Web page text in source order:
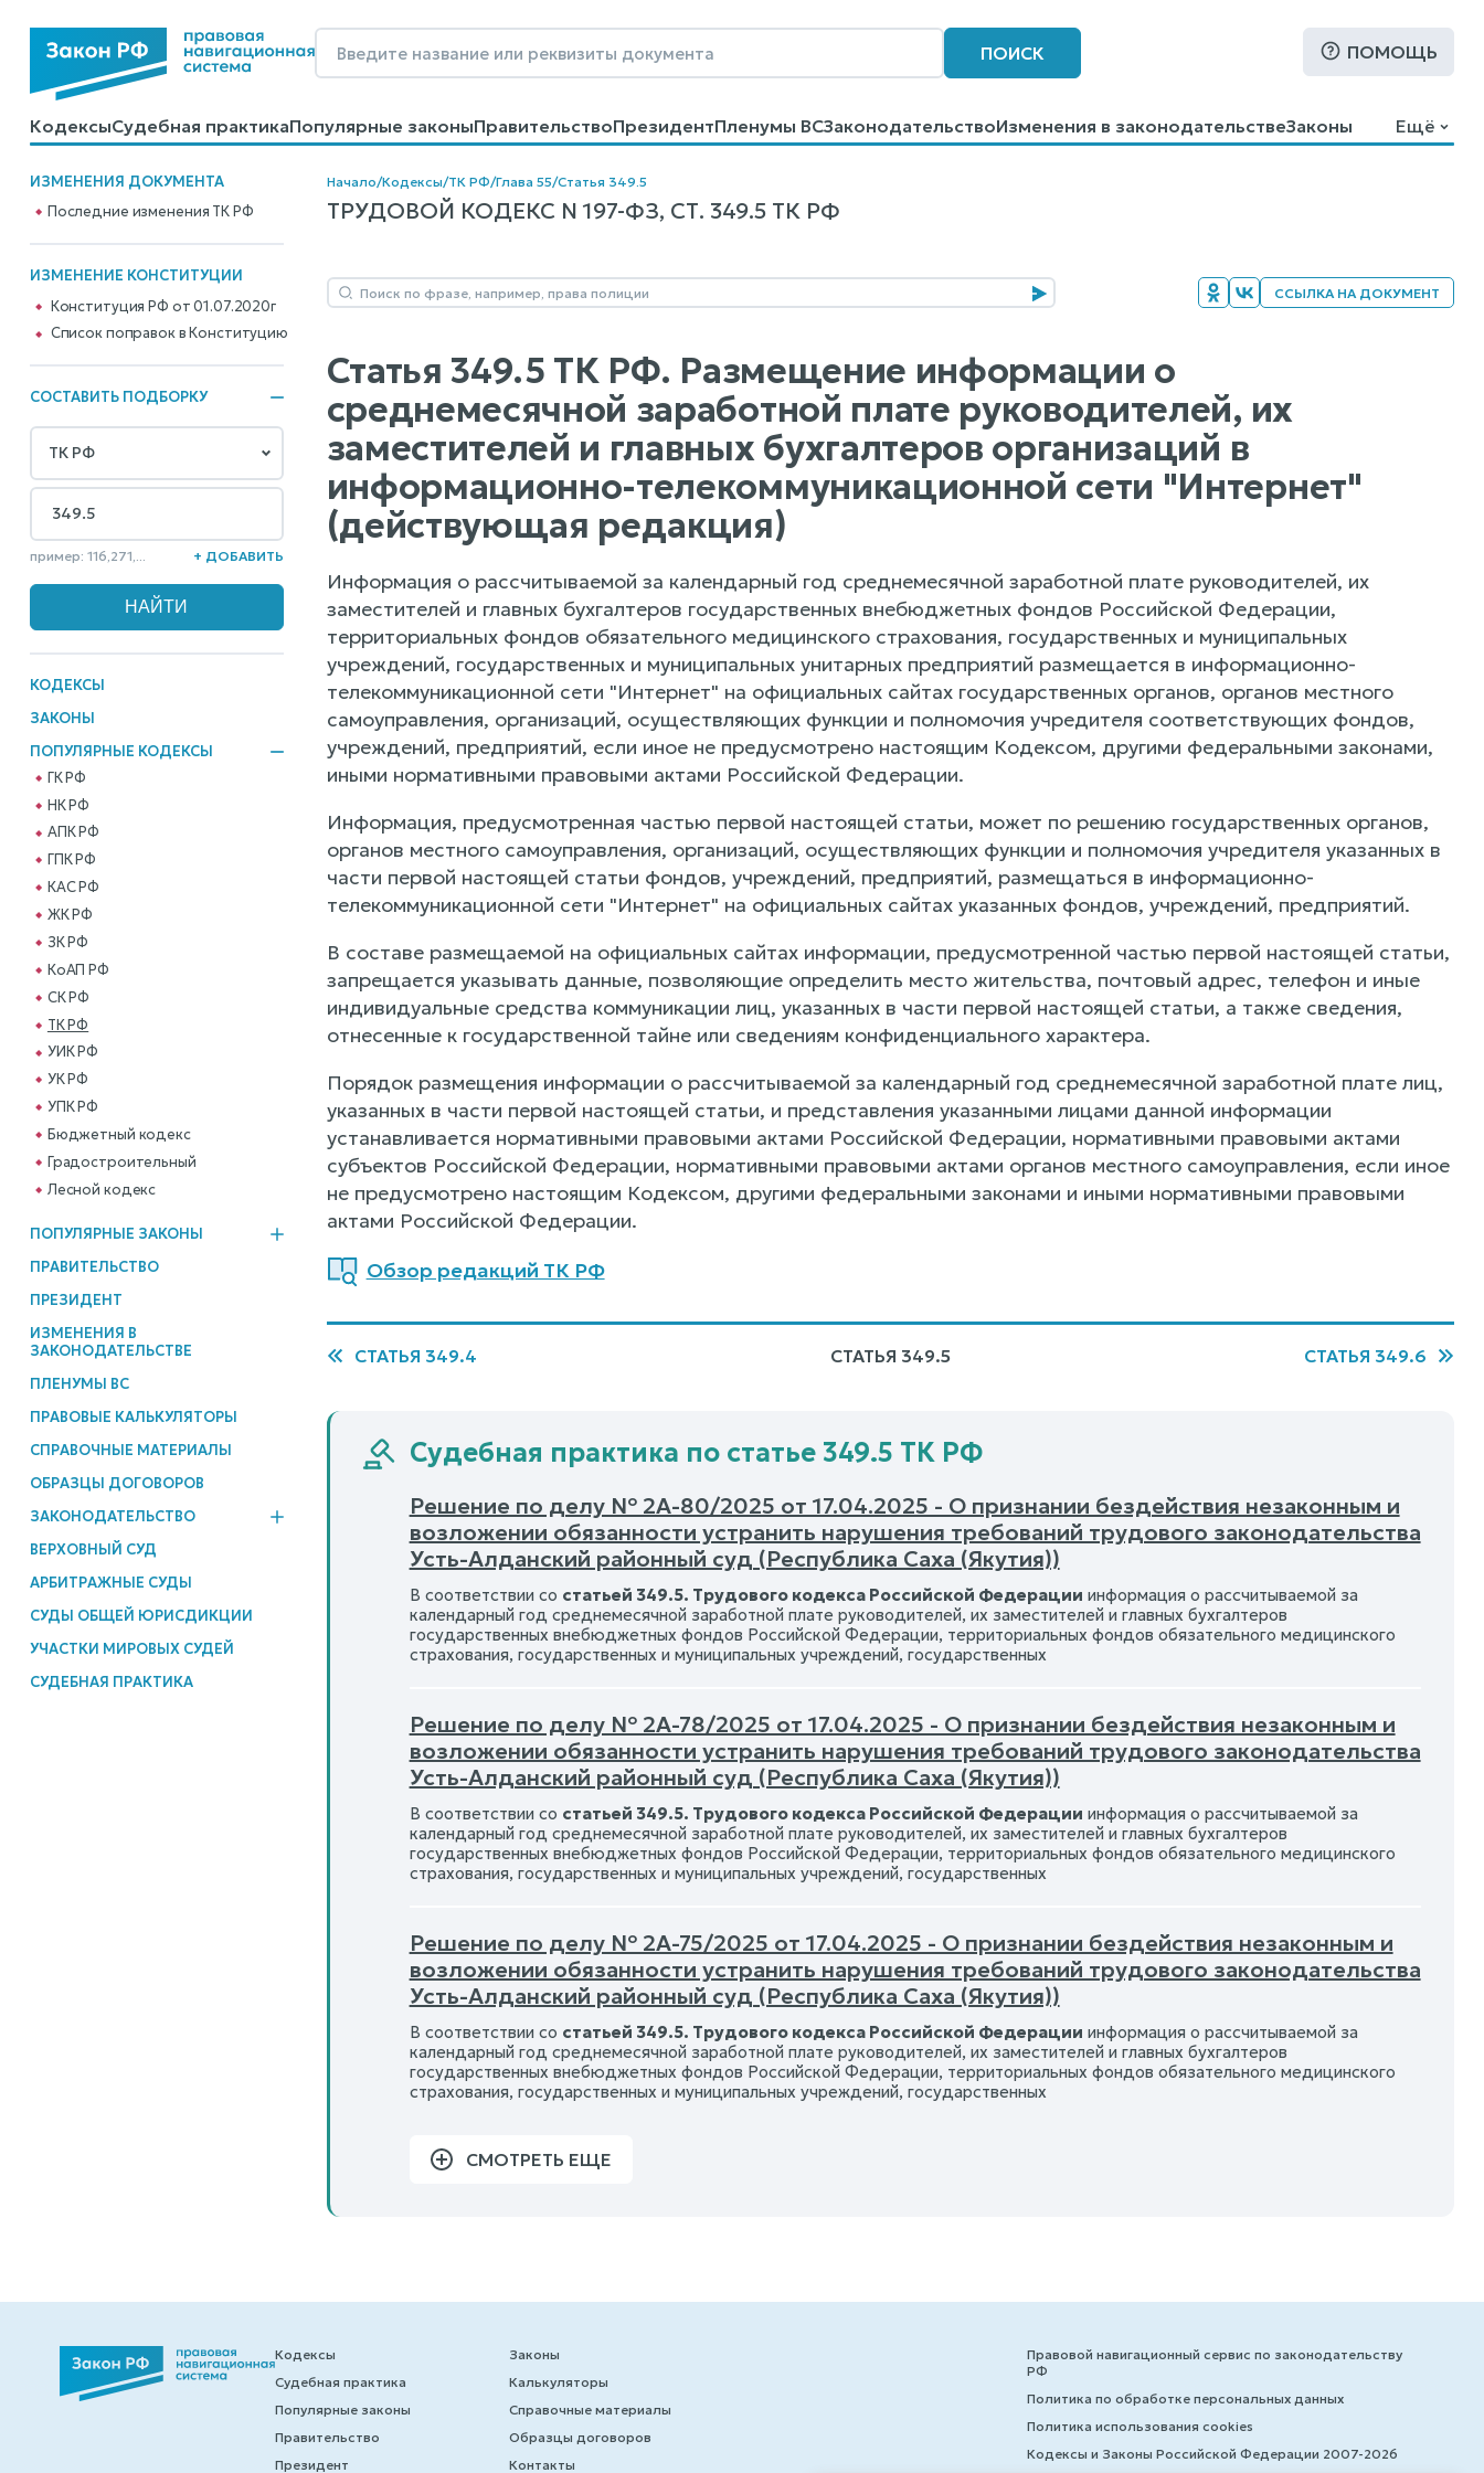
ПОИСК ПОМОЩЬ
КодексыСудебная практикаПопулярные законыПравительствоПрезидентПленумы ВСЗаконодательствоИзменения в законодательствеЗаконы
КалькуляторыСправочные материалыОбразцы договоровКонтактыПомощьПоиск
Ещё
ИЗМЕНЕНИЯ ДОКУМЕНТА
Последние изменения ТК РФ
ИЗМЕНЕНИЕ КОНСТИТУЦИИ
Конституция РФ от 01.07.2020г
Cписок поправок в Конституцию
СОСТАВИТЬ ПОДБОРКУ
пример: 116,271,... + ДОБАВИТЬ
КОДЕКСЫ
ЗАКОНЫ
ПОПУЛЯРНЫЕ КОДЕКСЫ
ГК РФ
НК РФ
АПК РФ
ГПК РФ
КАС РФ
ЖК РФ
ЗК РФ
КоАП РФ
СК РФ
ТК РФ
УИК РФ
УК РФ
УПК РФ
Бюджетный кодекс
Градостроительный
Лесной кодекс
ПОПУЛЯРНЫЕ ЗАКОНЫ
ПРАВИТЕЛЬСТВО
ПРЕЗИДЕНТ
ИЗМЕНЕНИЯ В
ЗАКОНОДАТЕЛЬСТВЕ
ПЛЕНУМЫ ВС
ПРАВОВЫЕ КАЛЬКУЛЯТОРЫ
СПРАВОЧНЫЕ МАТЕРИАЛЫ
ОБРАЗЦЫ ДОГОВОРОВ
ЗАКОНОДАТЕЛЬСТВО
ВЕРХОВНЫЙ СУД
АРБИТРАЖНЫЕ СУДЫ
СУДЫ ОБЩЕЙ ЮРИСДИКЦИИ
УЧАСТКИ МИРОВЫХ СУДЕЙ
СУДЕБНАЯ ПРАКТИКА
Начало/Кодексы/ТК РФ/Глава 55/Статья 349.5
ТРУДОВОЙ КОДЕКС N 197-ФЗ, СТ. 349.5 ТК РФ
ССЫЛКА НА ДОКУМЕНТ
Статья 349.5 ТК РФ. Размещение информации о
среднемесячной заработной плате руководителей, их
заместителей и главных бухгалтеров организаций в
информационно-телекоммуникационной сети "Интернет"
(действующая редакция)
Информация о рассчитываемой за календарный год среднемесячной заработной плате руководителей, их
заместителей и главных бухгалтеров государственных внебюджетных фондов Российской Федерации,
территориальных фондов обязательного медицинского страхования, государственных и муниципальных
учреждений, государственных и муниципальных унитарных предприятий размещается в информационно-
телекоммуникационной сети "Интернет" на официальных сайтах государственных органов, органов местного
самоуправления, организаций, осуществляющих функции и полномочия учредителя соответствующих фондов,
учреждений, предприятий, если иное не предусмотрено настоящим Кодексом, другими федеральными законами,
иными нормативными правовыми актами Российской Федерации.
Информация, предусмотренная частью первой настоящей статьи, может по решению государственных органов,
органов местного самоуправления, организаций, осуществляющих функции и полномочия учредителя указанных в
части первой настоящей статьи фондов, учреждений, предприятий, размещаться в информационно-
телекоммуникационной сети "Интернет" на официальных сайтах указанных фондов, учреждений, предприятий.
В составе размещаемой на официальных сайтах информации, предусмотренной частью первой настоящей статьи,
запрещается указывать данные, позволяющие определить место жительства, почтовый адрес, телефон и иные
индивидуальные средства коммуникации лиц, указанных в части первой настоящей статьи, а также сведения,
отнесенные к государственной тайне или сведениям конфиденциального характера.
Порядок размещения информации о рассчитываемой за календарный год среднемесячной заработной плате лиц,
указанных в части первой настоящей статьи, и представления указанными лицами данной информации
устанавливается нормативными правовыми актами Российской Федерации, нормативными правовыми актами
субъектов Российской Федерации, нормативными правовыми актами органов местного самоуправления, если иное
не предусмотрено настоящим Кодексом, другими федеральными законами и иными нормативными правовыми
актами Российской Федерации.
Обзор редакций ТК РФ
СТАТЬЯ 349.4 СТАТЬЯ 349.5 СТАТЬЯ 349.6
Судебная практика по статье 349.5 ТК РФ
Решение по делу № 2А-80/2025 от 17.04.2025 - О признании бездействия незаконным и
возложении обязанности устранить нарушения требований трудового законодательства
Усть-Алданский районный суд (Республика Саха (Якутия))
В соответствии со статьей 349.5. Трудового кодекса Российской Федерации информация о рассчитываемой за
календарный год среднемесячной заработной плате руководителей, их заместителей и главных бухгалтеров
государственных внебюджетных фондов Российской Федерации, территориальных фондов обязательного медицинского
страхования, государственных и муниципальных учреждений, государственных
Решение по делу № 2А-78/2025 от 17.04.2025 - О признании бездействия незаконным и
возложении обязанности устранить нарушения требований трудового законодательства
Усть-Алданский районный суд (Республика Саха (Якутия))
В соответствии со статьей 349.5. Трудового кодекса Российской Федерации информация о рассчитываемой за
календарный год среднемесячной заработной плате руководителей, их заместителей и главных бухгалтеров
государственных внебюджетных фондов Российской Федерации, территориальных фондов обязательного медицинского
страхования, государственных и муниципальных учреждений, государственных
Решение по делу № 2А-75/2025 от 17.04.2025 - О признании бездействия незаконным и
возложении обязанности устранить нарушения требований трудового законодательства
Усть-Алданский районный суд (Республика Саха (Якутия))
В соответствии со статьей 349.5. Трудового кодекса Российской Федерации информация о рассчитываемой за
календарный год среднемесячной заработной плате руководителей, их заместителей и главных бухгалтеров
государственных внебюджетных фондов Российской Федерации, территориальных фондов обязательного медицинского
страхования, государственных и муниципальных учреждений, государственных
СМОТРЕТЬ ЕЩЕ
Кодексы
Судебная практика
Популярные законы
Правительство
Президент
Законы
Калькуляторы
Справочные материалы
Образцы договоров
Контакты
Правовой навигационный сервис по законодательству
РФ
Политика по обработке персональных данных
Политика использования cookies
Кодексы и Законы Российской Федерации 2007-2026